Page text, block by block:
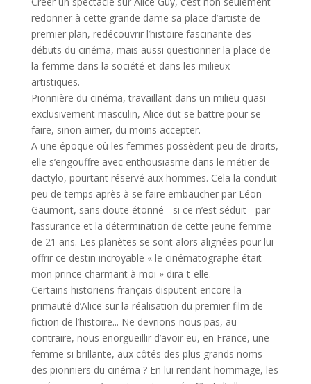
redonner à cette grande dame sa place d’artiste de
premier plan, redécouvrir l’histoire fascinante des
débuts du cinéma, mais aussi questionner la place de
la femme dans la société et dans les milieux
artistiques.
Pionnière du cinéma, travaillant dans un milieu quasi
exclusivement masculin, Alice dut se battre pour se
faire, sinon aimer, du moins accepter.
A une époque où les femmes possèdent peu de droits,
elle s’engouffre avec enthousiasme dans le métier de
dactylo, pourtant réservé aux hommes. Cela la conduit
peu de temps après à se faire embaucher par Léon
Gaumont, sans doute étonné - si ce n’est séduit - par
l’assurance et la détermination de cette jeune femme
de 21 ans. Les planètes se sont alors alignées pour lui
offrir ce destin incroyable « le cinématographe était
mon prince charmant à moi » dira-t-elle.
Certains historiens français disputent encore la
primauté d’Alice sur la réalisation du premier film de
fiction de l’histoire... Ne devrions-nous pas, au
contraire, nous enorgueillir d’avoir eu, en France, une
femme si brillante, aux côtés des plus grands noms
des pionniers du cinéma ? En lui rendant hommage, les